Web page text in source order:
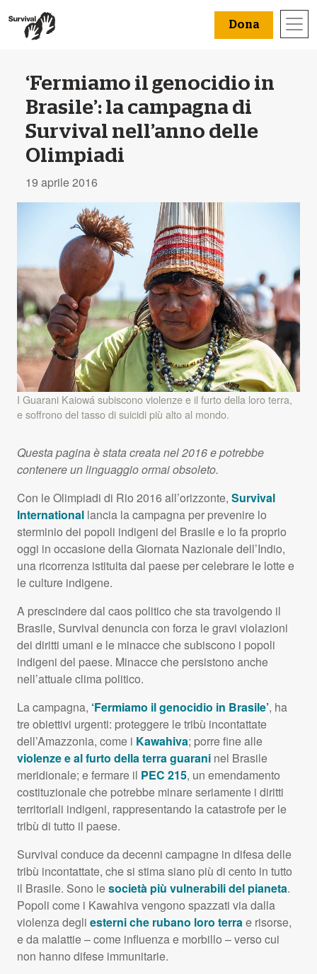
Dona
‘Fermiamo il genocidio in
Brasile’: la campagna di
Survival nell’anno delle
Olimpiadi
19 aprile 2016
I Guarani Kaiowá subiscono violenze e il furto della loro terra,
e soffrono del tasso di suicidi più alto al mondo.
Questa pagina è stata creata nel 2016 e potrebbe
contenere un linguaggio ormai obsoleto.
Con le Olimpiadi di Rio 2016 all’orizzonte, Survival
International lancia la campagna per prevenire lo
sterminio dei popoli indigeni del Brasile e lo fa proprio
oggi in occasione della Giornata Nazionale dell’Indio,
una ricorrenza istituita dal paese per celebrare le lotte e
le culture indigene.
A prescindere dal caos politico che sta travolgendo il
Brasile, Survival denuncia con forza le gravi violazioni
dei diritti umani e le minacce che subiscono i popoli
indigeni del paese. Minacce che persistono anche
nell’attuale clima politico.
La campagna, ‘Fermiamo il genocidio in Brasile’, ha
tre obiettivi urgenti: proteggere le tribù incontattate
dell’Amazzonia, come i Kawahiva; porre fine alle
violenze e al furto della terra guarani nel Brasile
meridionale; e fermare il PEC 215, un emendamento
costituzionale che potrebbe minare seriamente i diritti
territoriali indigeni, rappresentando la catastrofe per le
tribù di tutto il paese.
Survival conduce da decenni campagne in difesa delle
tribù incontattate, che si stima siano più di cento in tutto
il Brasile. Sono lesocietà più vulnerabili del pianeta.
Popoli come i Kawahiva vengono spazzati via dalla
violenza degli esterni che rubano loro terra e risorse,
e da malattie – come influenza e morbillo – verso cui
non hanno difese immunitarie.